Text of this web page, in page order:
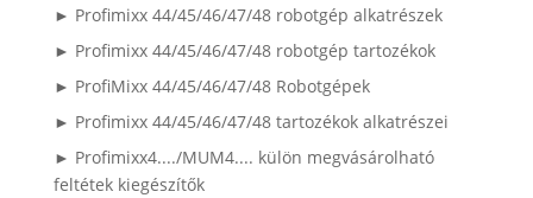
► Profimixx 44/45/46/47/48 robotgép alkatrészek
► Profimixx 44/45/46/47/48 robotgép tartozékok
► ProfiMixx 44/45/46/47/48 Robotgépek
► Profimixx 44/45/46/47/48 tartozékok alkatrészei
► Profimixx4..../MUM4.... külön megvásárolható
feltétek kiegészítők